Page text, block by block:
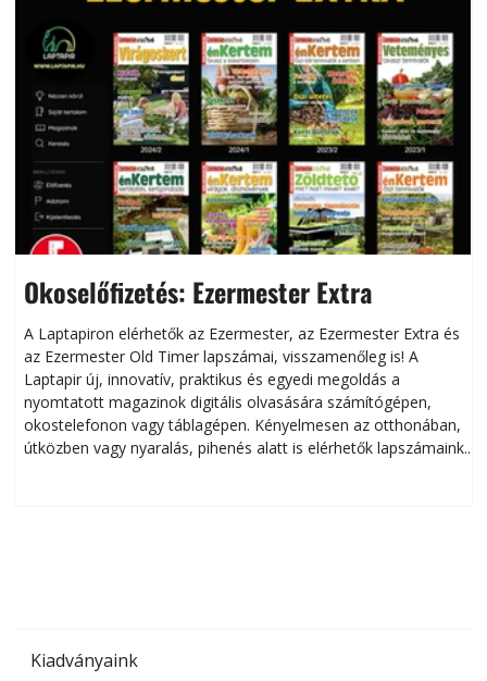
Okoselőfizetés: Ezermester Extra
A Laptapiron elérhetők az Ezermester, az Ezermester Extra és
az Ezermester Old Timer lapszámai, visszamenőleg is! A
Laptapir új, innovatív, praktikus és egyedi megoldás a
nyomtatott magazinok digitális olvasására számítógépen,
okostelefonon vagy táblagépen. Kényelmesen az otthonában,
útközben vagy nyaralás, pihenés alatt is elérhetők lapszámaink.
Kiadványaink